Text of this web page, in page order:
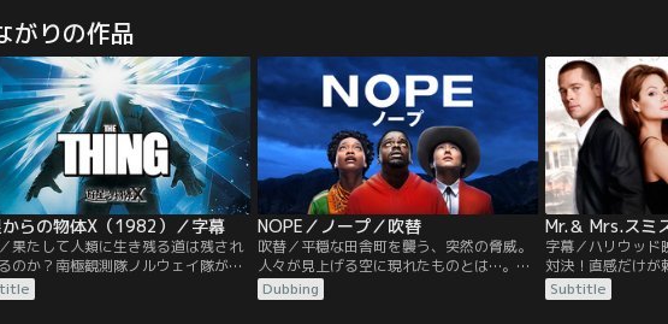
がりの作品
らの物体X（1982）／字幕
果たして人類に生き残る道は残され
のか？南極観測隊ノルウェイ隊が
下地点で氷の魂を切り出した後で、
ェー基地が全滅。その原因となっ
NOPE／ノープ／吹替
吹替／平穏な田舎町を襲う、突然の脅威。
人々が見上げる空に現れたものとは…。最
悪の奇跡がやってくる。亡き父から、牧場
を受け継いだOJは、父の事故死をいまだに
Dubbing
Mr.＆ Mrs.スミ
字幕／ハリウッド
対決！直感だけが
ス”にブラッド・
る暗殺エージェン
Subtitle